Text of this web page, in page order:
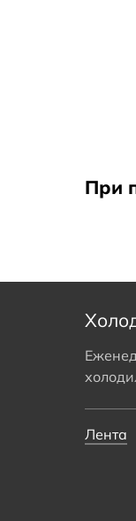
При
Лента